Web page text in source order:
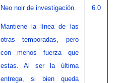
Neo noir de investigación.
Mantiene la línea de las
otras temporadas, pero
con menos fuerza que
estas. Al ser la última
entrega, si bien queda
6.0